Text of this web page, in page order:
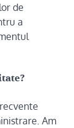
de
a
Am